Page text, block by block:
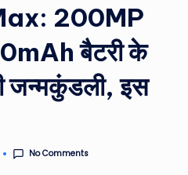
200MP
बैटरी के
जन्मकुंडली, इस
No Comments